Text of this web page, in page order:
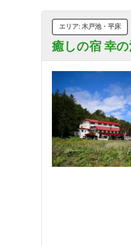
癒しの宿 幸
エリア: 木戸池・平床